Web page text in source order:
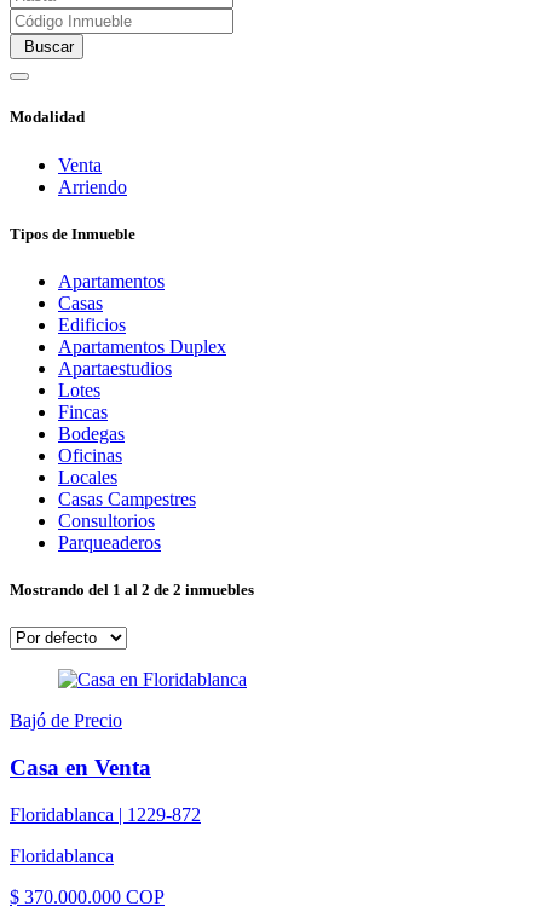
Buscar
Modalidad
Venta
Arriendo
Tipos de Inmueble
Apartamentos
Casas
Edificios
Apartamentos Duplex
Apartaestudios
Lotes
Fincas
Bodegas
Oficinas
Locales
Casas Campestres
Consultorios
Parqueaderos
Mostrando del 1 al 2 de 2 inmuebles
Bajó de Precio
Casa en Venta
Floridablanca | 1229-872
Floridablanca
$ 370.000.000 COP